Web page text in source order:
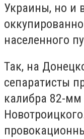
Украины, но и
населенного
Так, на
сепаратисты
калибра 82-